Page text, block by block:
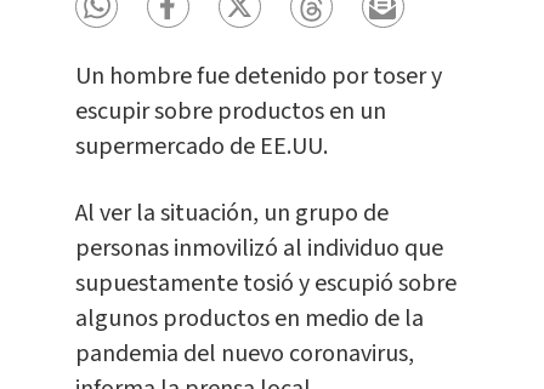
Un hombre fue detenido por toser y
escupir sobre productos en un
supermercado de EE.UU.
Al ver la situación, un grupo de
personas inmovilizó al individuo que
supuestamente tosió y escupió sobre
algunos productos en medio de la
pandemia del nuevo coronavirus,